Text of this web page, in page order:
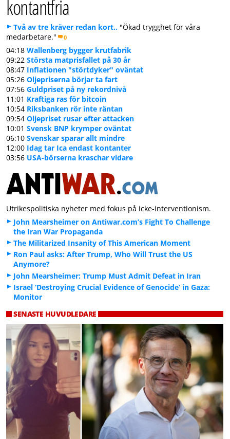
kontantfria
Två av tre kräver redan kort.. "Ökad trygghet för våra
medarbetare."
0
04:18 Wallenberg bygger krutfabrik
09:22 Största matprisfallet på 30 år
08:47 Inflationen "störtdyker" oväntat
05:26 Oljepriserna börjar ta fart
07:56 Guldpriset på ny rekordnivå
11:01 Kraftiga ras för bitcoin
10:54 Riksbanken rör inte räntan
09:54 Oljepriset rusar efter attacken
10:01 Svensk BNP krymper oväntat
06:10 Svenskar sparar allt mindre
12:00 Idag tar Ica endast kontanter
03:56 USA-börserna kraschar vidare
Utrikespolitiska nyheter med fokus på icke-interventionism.
John Mearsheimer on Antiwar.com’s Fight To Challenge
the Iran War Propaganda
The Militarized Insanity of This American Moment
Ron Paul asks: After Trump, Who Will Trust the US
Anymore?
John Mearsheimer: Trump Must Admit Defeat in Iran
Israel ‘Destroying Crucial Evidence of Genocide’ in Gaza:
Monitor
SENASTE HUVUDLEDARE